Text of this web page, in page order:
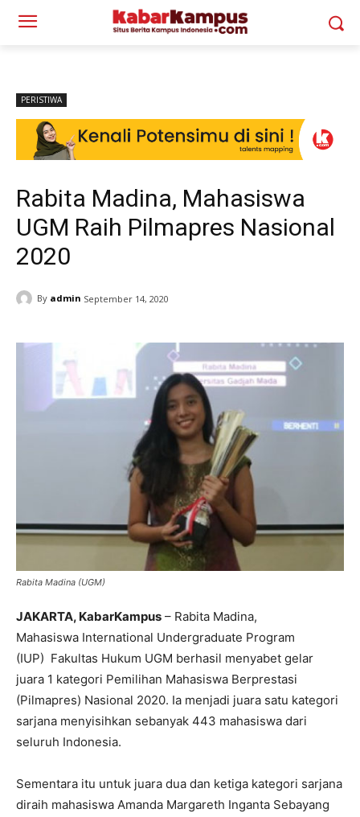
PERISTIWA
Rabita Madina, Mahasiswa
UGM Raih Pilmapres Nasional
2020
By admin September 14, 2020
Rabita Madina (UGM)
JAKARTA, KabarKampus – Rabita Madina,
Mahasiswa International Undergraduate Program
(IUP) Fakultas Hukum UGM berhasil menyabet gelar
juara 1 kategori Pemilihan Mahasiswa Berprestasi
(Pilmapres) Nasional 2020. Ia menjadi juara satu kategori
sarjana menyisihkan sebanyak 443 mahasiswa dari
seluruh Indonesia.
Sementara itu untuk juara dua dan ketiga kategori sarjana
diraih mahasiswa Amanda Margareth Inganta Sebayang